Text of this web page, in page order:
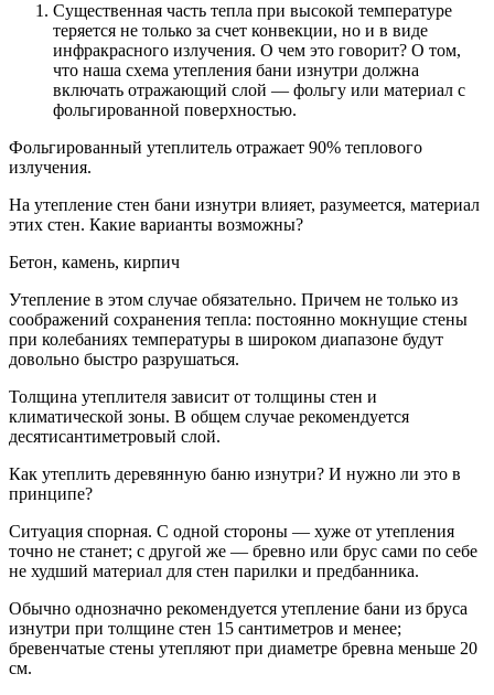
Существенная часть тепла при высокой температуре
теряется не только за счет конвекции, но и в виде
инфракрасного излучения. О чем это говорит? О том,
что наша схема утепления бани изнутри должна
включать отражающий слой — фольгу или материал с
фольгированной поверхностью.
Фольгированный утеплитель отражает 90% теплового
излучения.
На утепление стен бани изнутри влияет, разумеется, материал
этих стен. Какие варианты возможны?
Бетон, камень, кирпич
Утепление в этом случае обязательно. Причем не только из
соображений сохранения тепла: постоянно мокнущие стены
при колебаниях температуры в широком диапазоне будут
довольно быстро разрушаться.
Толщина утеплителя зависит от толщины стен и
климатической зоны. В общем случае рекомендуется
десятисантиметровый слой.
Как утеплить деревянную баню изнутри? И нужно ли это в
принципе?
Ситуация спорная. С одной стороны — хуже от утепления
точно не станет; с другой же — бревно или брус сами по себе
не худший материал для стен парилки и предбанника.
Обычно однозначно рекомендуется утепление бани из бруса
изнутри при толщине стен 15 сантиметров и менее;
бревенчатые стены утепляют при диаметре бревна меньше 20
см.